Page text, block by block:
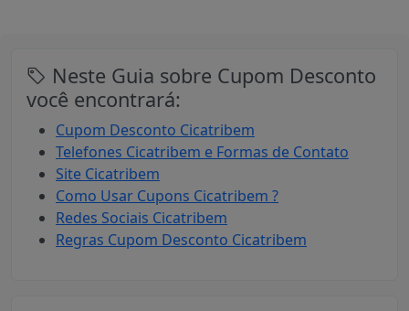
Neste Guia sobre Cupom Desconto
você encontrará:
Cupom Desconto Cicatribem
Telefones Cicatribem e Formas de Contato
Site Cicatribem
Como Usar Cupons Cicatribem ?
Redes Sociais Cicatribem
Regras Cupom Desconto Cicatribem